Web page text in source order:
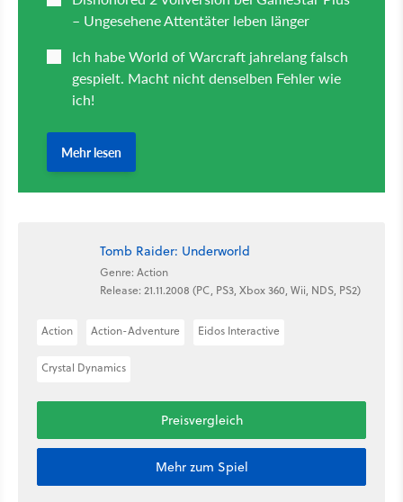
Tomb Raider: Underworld
Genre: Action
Release: 21.11.2008 (PC, PS3, Xbox 360, Wii, NDS, PS2)
Action Action-Adventure Eidos Interactive
Crystal Dynamics
Preisvergleich
Mehr zum Spiel